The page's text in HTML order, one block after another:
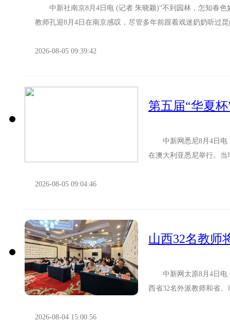
中新社南京8月4日电 (记者 朱晓颖)“不到园林，怎知春色
教师孔迎8月4日在南京感叹，尽管多年前跟着戏迷奶奶听过
2026-08-05 09:39:42
第五届“华夏
中新网悉尼8月4日电 “
在澳大利亚悉尼举行。当
2026-08-05 09:04:46
山西32名教师
中新网太原8月4日电 (
西省32名外派教师和省
2026-08-04 15:00:56